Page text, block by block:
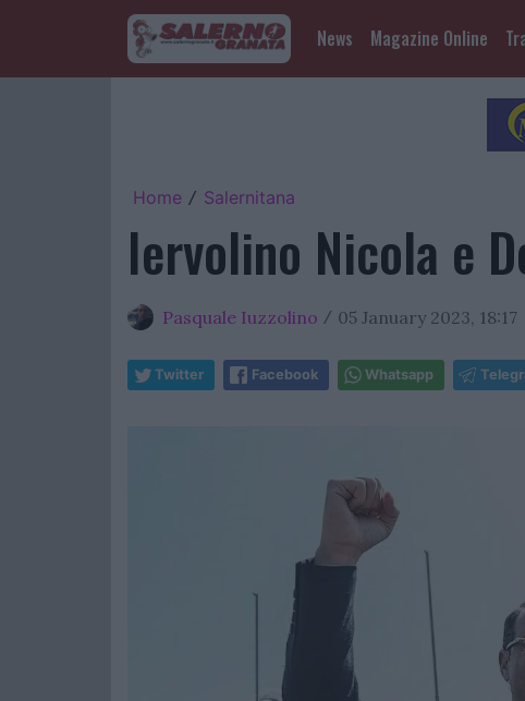
News Magazine Online
Home / Salernitana
Iervolino Nicola e
Pasquale Iuzzolino / 05 January 2023, 18:17
Twitter Facebook Whatsapp